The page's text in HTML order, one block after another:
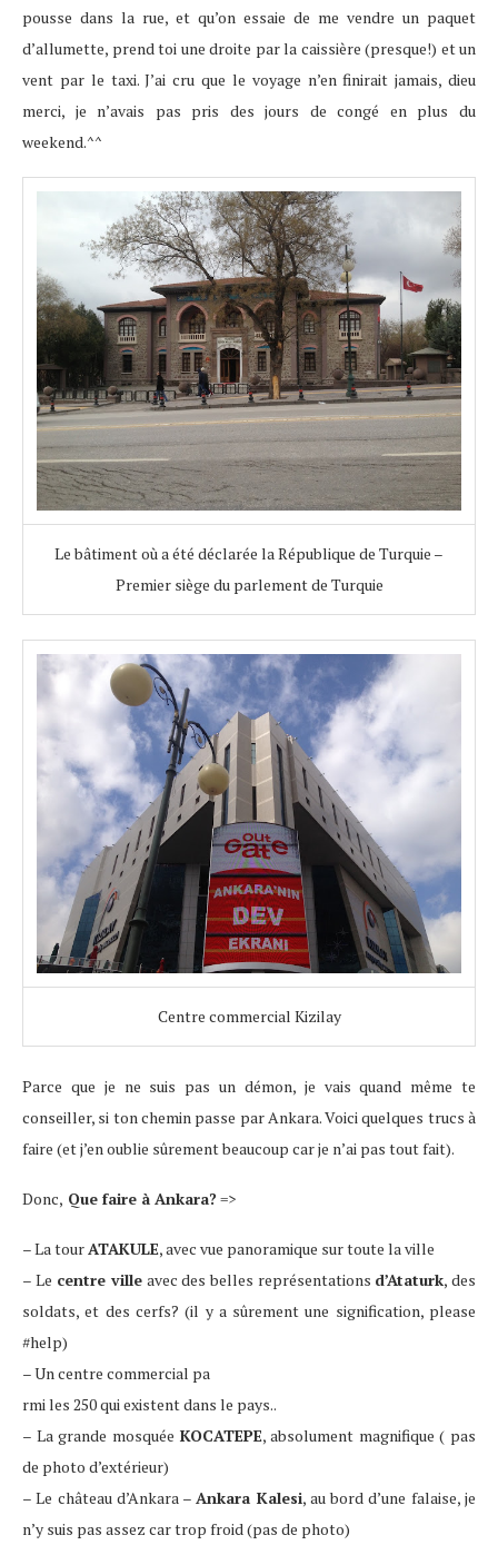
pousse dans la rue, et qu’on essaie de me vendre un paquet
d’allumette, prend toi une droite par la caissière (presque!) et un
vent par le taxi. J’ai cru que le voyage n’en finirait jamais, dieu
merci, je n’avais pas pris des jours de congé en plus du
weekend.^^
Le bâtiment où a été déclarée la République de Turquie –
Premier siège du parlement de Turquie
Centre commercial Kizilay
Parce que je ne suis pas un démon, je vais quand même te
conseiller, si ton chemin passe par Ankara. Voici quelques trucs à
faire (et j’en oublie sûrement beaucoup car je n’ai pas tout fait).
Donc, Que faire à Ankara? =>
– La tourATAKULE, avec vue panoramique sur toute la ville
– Le centre ville avec des belles représentations d’Ataturk, des
soldats, et des cerfs? (il y a sûrement une signification, please
#help)
– Un centre commercial pa
rmi les 250 qui existent dans le pays..
– La grande mosquée KOCATEPE, absolument magnifique ( pas
de photo d’extérieur)
– Le château d’Ankara –Ankara Kalesi, au bord d’une falaise, je
n’y suis pas assez car trop froid (pas de photo)